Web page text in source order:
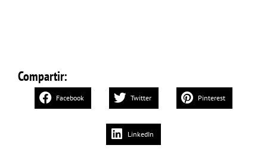
Compartir:
Facebook Twitter Pinterest
LinkedIn